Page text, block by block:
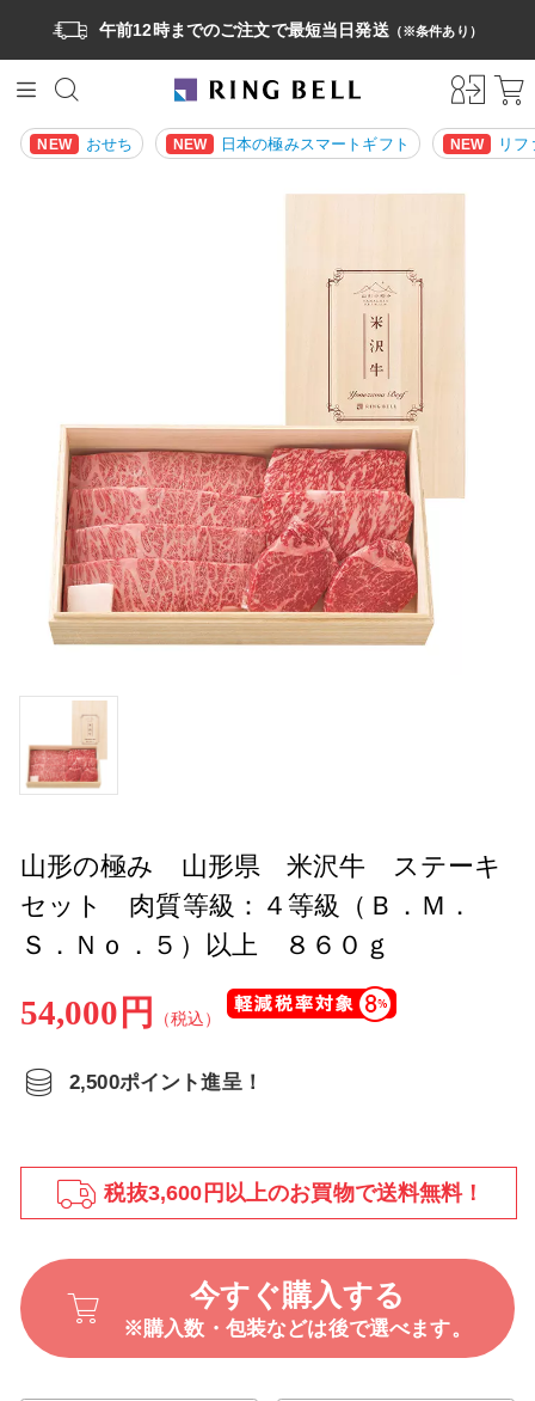
午前12時までのご注文で最短当日発送（※条件あり）
NEW おせち NEW 日本の極みスマートギフト NEW リ
山形の極み 山形県 米沢牛 ステーキ
セット 肉質等級：４等級（Ｂ．Ｍ．
Ｓ．Ｎｏ．５）以上 ８６０ｇ
54,000円 （税込）
2,500ポイント進呈！
税抜3,600円以上のお買物で送料無料！
今すぐ購入する
※購入数・包装などは後で選べます。